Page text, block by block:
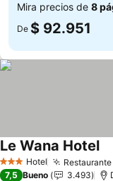
Mira precios de 8
De $ 92.951
3 Estrellas
Hotel
Le Wana Hotel
7,5 Bueno 3.493